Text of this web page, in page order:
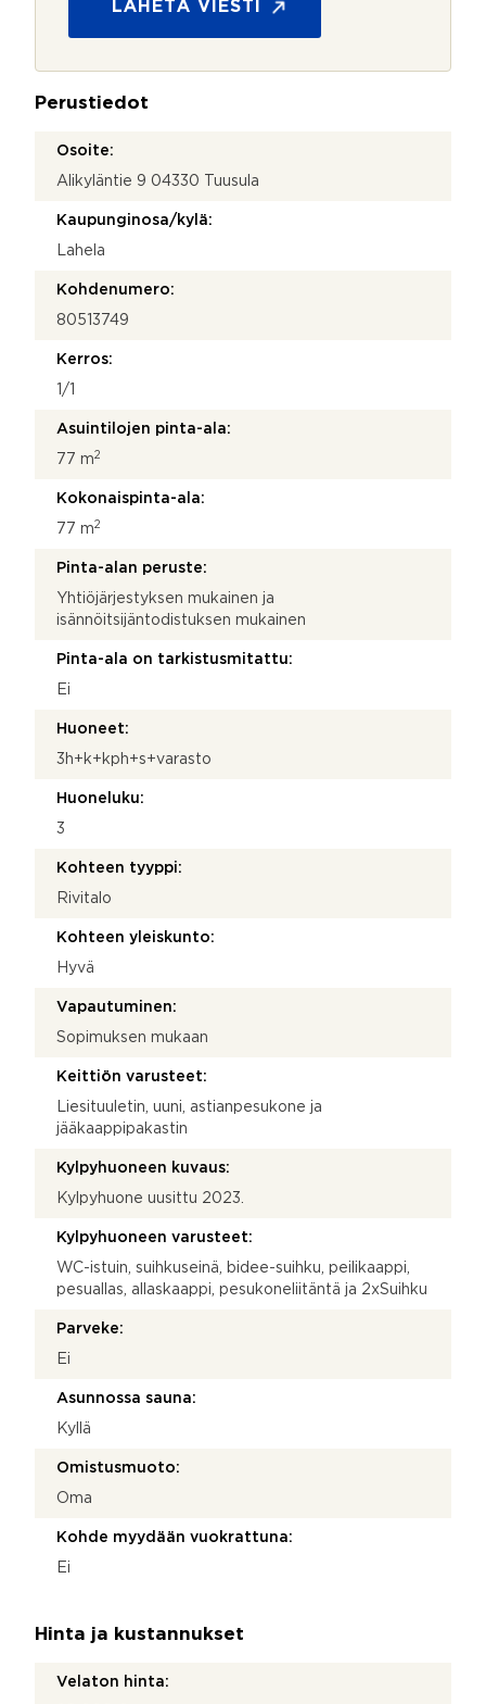
*
ö
s
LÄHETÄ VIESTI
Perustiedot
Osoite:
Alikyläntie 9 04330 Tuusula
Kaupunginosa/kylä:
Lahela
Kohdenumero:
80513749
Kerros:
1/1
Asuintilojen pinta-ala:
77 m2
Kokonaispinta-ala:
77 m2
Pinta-alan peruste:
Yhtiöjärjestyksen mukainen ja
isännöitsijäntodistuksen mukainen
Pinta-ala on tarkistusmitattu:
Ei
Huoneet:
3h+k+kph+s+varasto
Huoneluku:
3
Kohteen tyyppi:
Rivitalo
Kohteen yleiskunto:
Hyvä
Vapautuminen:
Sopimuksen mukaan
Keittiön varusteet:
Liesituuletin, uuni, astianpesukone ja
jääkaappipakastin
Kylpyhuoneen kuvaus:
Kylpyhuone uusittu 2023.
Kylpyhuoneen varusteet:
WC-istuin, suihkuseinä, bidee-suihku, peilikaappi,
pesuallas, allaskaappi, pesukoneliitäntä ja 2xSuihku
Parveke:
Ei
Asunnossa sauna:
Kyllä
Omistusmuoto:
Oma
Kohde myydään vuokrattuna:
Ei
Hinta ja kustannukset
Velaton hinta: